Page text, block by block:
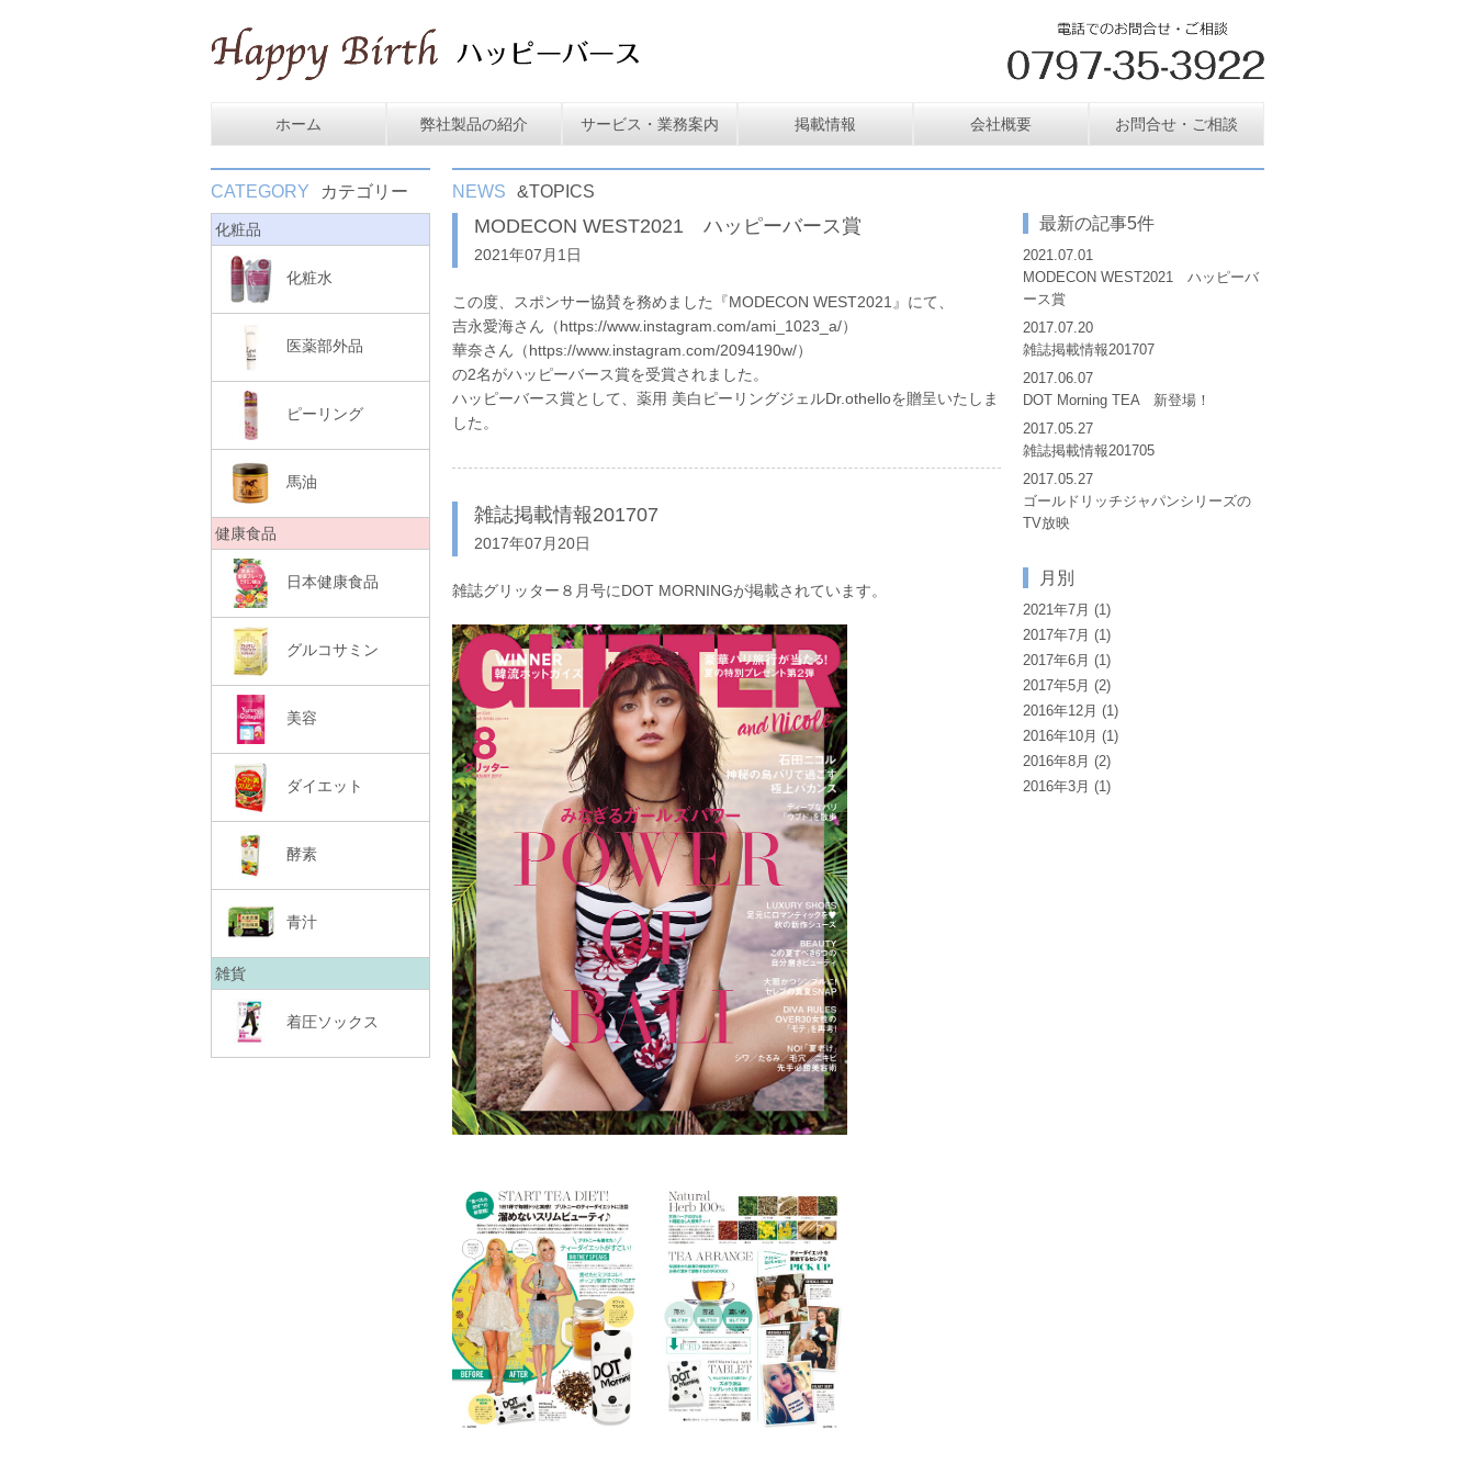
ホーム 弊社製品の紹介 サービス・業務案内 掲載情報 会社概要 お問合せ・ご相談
NEWS &TOPICS
MODECON WEST2021 ハッピーバース賞
2021年07月1日
この度、スポンサー協賛を務めました『MODECON WEST2021』にて、
吉永愛海さん （https://www.instagram.com/ami_1023_a/）
華奈さん （https://www.instagram.com/2094190w/）
の2名がハッピーバース賞を受賞されました。
ハッピーバース賞として、薬用 美白ピーリングジェルDr.othelloを贈呈いたしま
した。
雑誌掲載情報201707
2017年07月20日
雑誌グリッター８月号にDOT MORNINGが掲載されています。
最新の記事5件
2021.07.01
MODECON WEST2021 ハッピーバ
ース賞
2017.07.20
雑誌掲載情報201707
2017.06.07
DOT Morning TEA 新登場！
2017.05.27
雑誌掲載情報201705
2017.05.27
ゴールドリッチジャパンシリーズの
TV放映
月別
2021年7月 (1)
2017年7月 (1)
2017年6月 (1)
2017年5月 (2)
2016年12月 (1)
2016年10月 (1)
2016年8月 (2)
2016年3月 (1)
CATEGORY カテゴリー
化粧品
化粧水
医薬部外品
ピーリング
馬油
健康食品
日本健康食品
グルコサミン
美容
ダイエット
酵素
青汁
雑貨
着圧ソックス